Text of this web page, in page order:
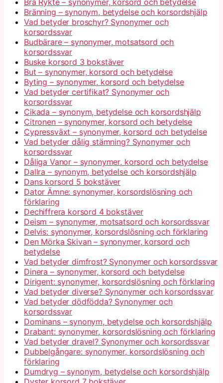
Bränning – synonym, betydelse och korsordshjälp
Vad betyder broschyr? Synonymer och
korsordssvar
Budbärare – synonymer, motsatsord och
korsordssvar
Buske korsord 3 bokstäver
But – synonymer, korsord och betydelse
Byting – synonymer, korsord och betydelse
Vad betyder certifikat? Synonymer och
korsordssvar
Cikada – synonym, betydelse och korsordshjälp
Citronen – synonymer, korsord och betydelse
Cypressväxt – synonymer, korsord och betydelse
Vad betyder dålig stämning? Synonymer och
korsordssvar
Dåliga Vanor – synonymer, korsord och betydelse
Dallra – synonym, betydelse och korsordshjälp
Dans korsord 5 bokstäver
Dator Ämne: synonymer, korsordslösning och
förklaring
Dechiffrera korsord 4 bokstäver
Deism – synonymer, motsatsord och korsordssvar
Delvis: synonymer, korsordslösning och förklaring
Den Mörka Skivan – synonymer, korsord och
betydelse
Vad betyder dimfrost? Synonymer och korsordssvar
Dinera – synonymer, korsord och betydelse
Dirigent: synonymer, korsordslösning och förklaring
Vad betyder diverse? Synonymer och korsordssvar
Vad betyder dödfödda? Synonymer och
korsordssvar
Dominans – synonym, betydelse och korsordshjälp
Drabant: synonymer, korsordslösning och förklaring
Vad betyder dravel? Synonymer och korsordssvar
Dubbelgångare: synonymer, korsordslösning och
förklaring
Dumdryg – synonym, betydelse och korsordshjälp